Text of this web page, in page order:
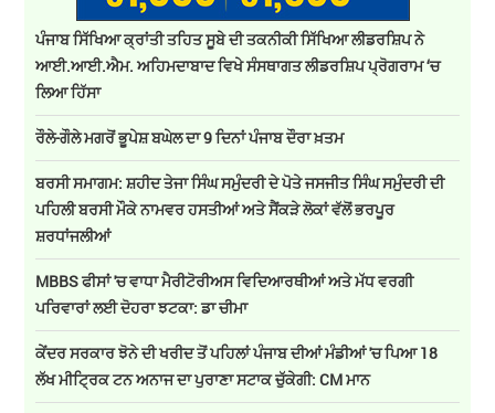
ਪੰਜਾਬ ਸਿੱਖਿਆ ਕ੍ਰਾਂਤੀ ਤਹਿਤ ਸੂਬੇ ਦੀ ਤਕਨੀਕੀ ਸਿੱਖਿਆ ਲੀਡਰਸ਼ਿਪ ਨੇ
ਆਈ.ਆਈ.ਐਮ. ਅਹਿਮਦਾਬਾਦ ਵਿਖੇ ਸੰਸਥਾਗਤ ਲੀਡਰਸ਼ਿਪ ਪ੍ਰੋਗਰਾਮ ‘ਚ
ਲਿਆ ਹਿੱਸਾ
ਰੌਲੇ-ਗੌਲੇ ਮਗਰੋਂ ਭੂਪੇਸ਼ ਬਘੇਲ ਦਾ 9 ਦਿਨਾਂ ਪੰਜਾਬ ਦੌਰਾ ਖ਼ਤਮ
ਬਰਸੀ ਸਮਾਗਮ: ਸ਼ਹੀਦ ਤੇਜਾ ਸਿੰਘ ਸਮੁੰਦਰੀ ਦੇ ਪੋਤੇ ਜਸਜੀਤ ਸਿੰਘ ਸਮੁੰਦਰੀ ਦੀ
ਪਹਿਲੀ ਬਰਸੀ ਮੌਕੇ ਨਾਮਵਰ ਹਸਤੀਆਂ ਅਤੇ ਸੈਂਕੜੇ ਲੋਕਾਂ ਵੱਲੋਂ ਭਰਪੂਰ
ਸ਼ਰਧਾਂਜਲੀਆਂ
MBBS ਫੀਸਾਂ 'ਚ ਵਾਧਾ ਮੈਰੀਟੋਰੀਅਸ ਵਿਦਿਆਰਥੀਆਂ ਅਤੇ ਮੱਧ ਵਰਗੀ
ਪਰਿਵਾਰਾਂ ਲਈ ਦੋਹਰਾ ਝਟਕਾ: ਡਾ ਚੀਮਾ
ਕੇਂਦਰ ਸਰਕਾਰ ਝੋਨੇ ਦੀ ਖਰੀਦ ਤੋਂ ਪਹਿਲਾਂ ਪੰਜਾਬ ਦੀਆਂ ਮੰਡੀਆਂ 'ਚ ਪਿਆ 18
ਲੱਖ ਮੀਟ੍ਰਿਕ ਟਨ ਅਨਾਜ ਦਾ ਪੁਰਾਣਾ ਸਟਾਕ ਚੁੱਕੇਗੀ: CM ਮਾਨ